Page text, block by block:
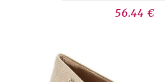
56.44 €